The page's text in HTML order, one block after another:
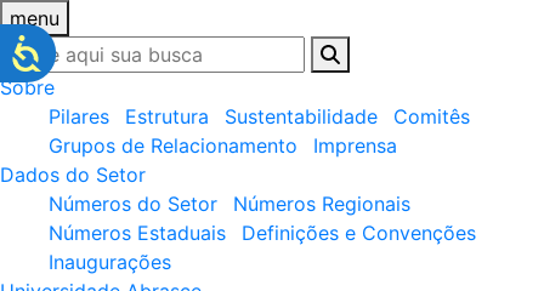
menu
Sobre
Pilares
Estrutura Sustentabilidade
Comitês
Grupos de Relacionamento
Imprensa
Dados do Setor
Números do Setor
Números Regionais
Números Estaduais
Definições e Convenções
Inaugurações